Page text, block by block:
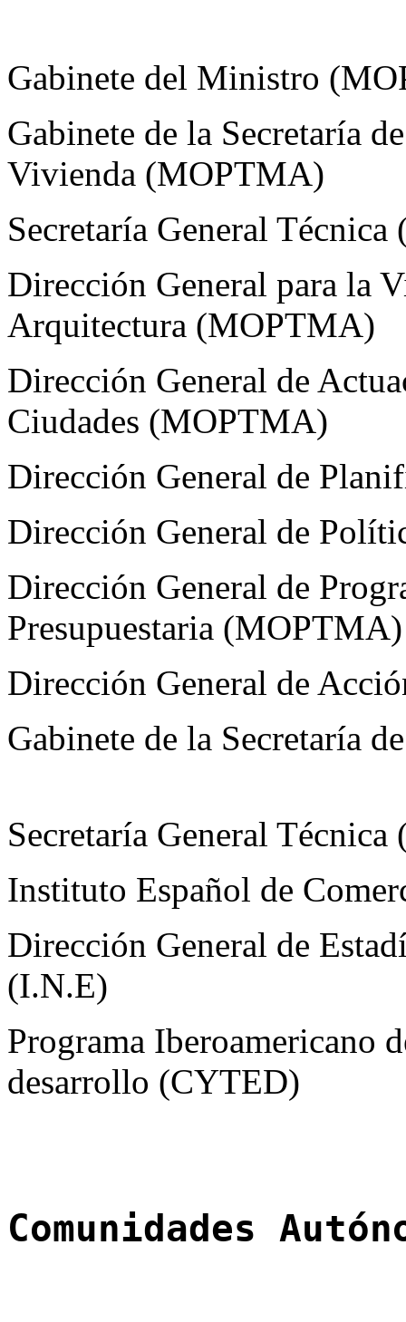
Gabinete del Ministro
Gabinete de la Secretaría
Vivienda (MOPTMA)
Secretaría General
Dirección General para la
Arquitectura (MOPTMA)
Dirección General de
Ciudades (MOPTMA)
Dirección General de
Dirección General de
Dirección General de
Presupuestaria (MOPTMA)
Dirección General de
Gabinete de la Secretaría
Secretaría General Técnica
Instituto Español de
Dirección General de
(I.N.E)
Programa Iberoamericano
desarrollo (CYTED)
Comunidades